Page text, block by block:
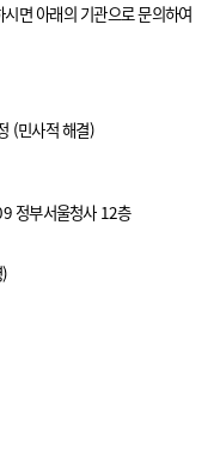
면 아래의 기관으로 문의하여
(민사적 해결)
정부서울청사 12층
)